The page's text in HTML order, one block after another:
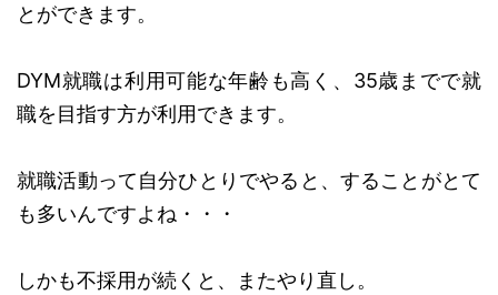
とができます。
DYM就職は利用可能な年齢も高く、35歳までで就
職を目指す方が利用できます。
就職活動って自分ひとりでやると、することがとて
も多いんですよね・・・
しかも不採用が続くと、またやり直し。